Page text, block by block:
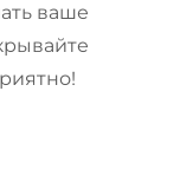
ваше